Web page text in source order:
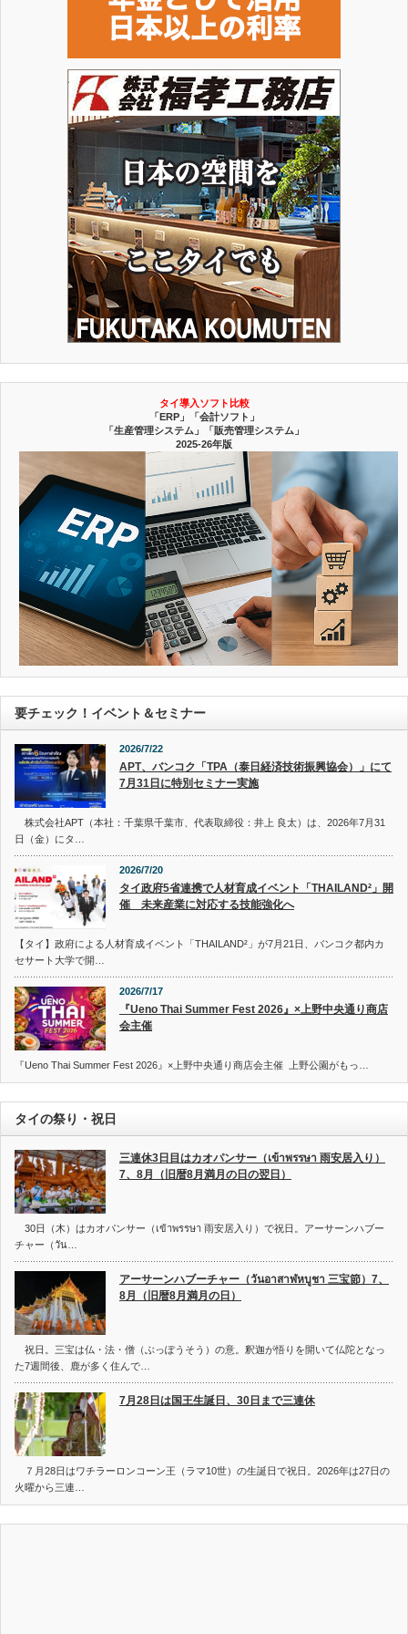
タイ導入ソフト比較
「ERP」「会計ソフト」
「生産管理システム」「販売管理システム」
2025-26年版
要チェック！イベント＆セミナー
2026/7/22
APT、バンコク「TPA（泰日経済技術振興協会）」にて
7月31日に特別セミナー実施
株式会社APT（本社：千葉県千葉市、代表取締役：井上 良太）は、2026年7月31
日（金）にタ…
2026/7/20
タイ政府5省連携で人材育成イベント「THAILAND²」開
催 未来産業に対応する技能強化へ
【タイ】政府による人材育成イベント「THAILAND²」が7月21日、バンコク都内カ
セサート大学で開…
2026/7/17
『Ueno Thai Summer Fest 2026』×上野中央通り商店
会主催
『Ueno Thai Summer Fest 2026』×上野中央通り商店会主催 上野公園がもっ…
タイの祭り・祝日
三連休3日目はカオパンサー（เข้าพรรษา 雨安居入り）
7、8月（旧暦8月満月の日の翌日）
30日（木）はカオパンサー（เข้าพรรษา 雨安居入り）で祝日。アーサーンハブー
チャー（วัน…
アーサーンハブーチャー（วันอาสาฬหบูชา 三宝節）7、
8月（旧暦8月満月の日）
祝日。三宝は仏・法・僧（ぶっぽうそう）の意。釈迦が悟りを開いて仏陀となっ
た7週間後、鹿が多く住んで…
7月28日は国王生誕日、30日まで三連休
７月28日はワチラーロンコーン王（ラマ10世）の生誕日で祝日。2026年は27日の
火曜から三連…